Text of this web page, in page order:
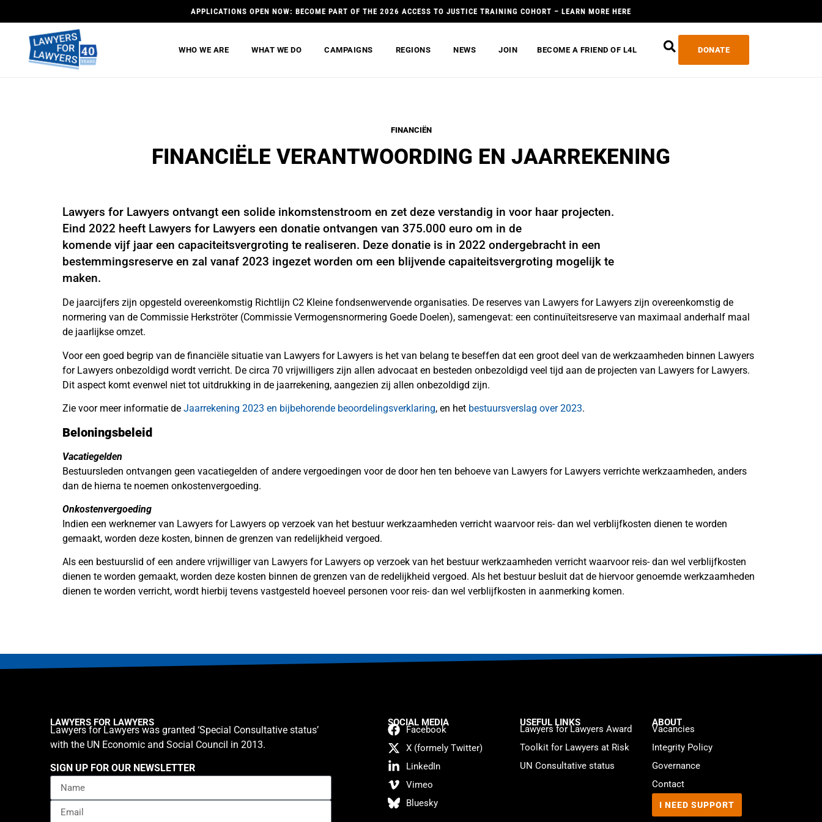
APPLICATIONS OPEN NOW: BECOME PART OF THE 2026 ACCESS TO JUSTICE TRAINING COHORT – LEARN MORE HERE
WHO WE ARE WHAT WE DO CAMPAIGNS REGIONS NEWS JOIN BECOME A FRIEND OF L4L DONATE
FINANCIËN
FINANCIËLE VERANTWOORDING EN JAARREKENING
Lawyers for Lawyers ontvangt een solide inkomstenstroom en zet deze verstandig in voor haar projecten.
Eind 2022 heeft Lawyers for Lawyers een donatie ontvangen van 375.000 euro om in de
komende vijf jaar een capaciteitsvergroting te realiseren. Deze donatie is in 2022 ondergebracht in een
bestemmingsreserve en zal vanaf 2023 ingezet worden om een blijvende capaiteitsvergroting mogelijk te
maken.
De jaarcijfers zijn opgesteld overeenkomstig Richtlijn C2 Kleine fondsenwervende organisaties. De reserves van Lawyers for Lawyers zijn overeenkomstig de
normering van de Commissie Herkströter (Commissie Vermogensnormering Goede Doelen), samengevat: een continuïteitsreserve van maximaal anderhalf maal
de jaarlijkse omzet.
Voor een goed begrip van de financiële situatie van Lawyers for Lawyers is het van belang te beseffen dat een groot deel van de werkzaamheden binnen Lawyers
for Lawyers onbezoldigd wordt verricht. De circa 70 vrijwilligers zijn allen advocaat en besteden onbezoldigd veel tijd aan de projecten van Lawyers for Lawyers.
Dit aspect komt evenwel niet tot uitdrukking in de jaarrekening, aangezien zij allen onbezoldigd zijn.
Zie voor meer informatie de Jaarrekening 2023 en bijbehorende beoordelingsverklaring, en het bestuursverslag over 2023.
Beloningsbeleid
Vacatiegelden
Bestuursleden ontvangen geen vacatiegelden of andere vergoedingen voor de door hen ten behoeve van Lawyers for Lawyers verrichte werkzaamheden, anders
dan de hierna te noemen onkostenvergoeding.
Onkostenvergoeding
Indien een werknemer van Lawyers for Lawyers op verzoek van het bestuur werkzaamheden verricht waarvoor reis- dan wel verblijfkosten dienen te worden
gemaakt, worden deze kosten, binnen de grenzen van redelijkheid vergoed.
Als een bestuurslid of een andere vrijwilliger van Lawyers for Lawyers op verzoek van het bestuur werkzaamheden verricht waarvoor reis- dan wel verblijfkosten
dienen te worden gemaakt, worden deze kosten binnen de grenzen van de redelijkheid vergoed. Als het bestuur besluit dat de hiervoor genoemde werkzaamheden
dienen te worden verricht, wordt hierbij tevens vastgesteld hoeveel personen voor reis- dan wel verblijfkosten in aanmerking komen.
LAWYERS FOR LAWYERS
Lawyers for Lawyers was granted ‘Special Consultative status’
with the UN Economic and Social Council in 2013.
SIGN UP FOR OUR NEWSLETTER
SOCIAL MEDIA
Facebook
X (formely Twitter)
LinkedIn
Vimeo
Bluesky
USEFUL LINKS
Lawyers for Lawyers Award
Toolkit for Lawyers at Risk
UN Consultative status
ABOUT
Vacancies
Integrity Policy
Governance
Contact
I NEED SUPPORT